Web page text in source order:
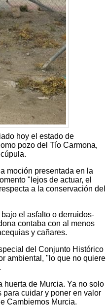
hoy el estado de
pozo del Tío Carmona,
moción presentada en la
"lejos de actuar, el
a la conservación del
el asfalto o derruidos-
contaba con al menos
y cañares.
del Conjunto Histórico
ambiental, "lo que no quiere
de Murcia. Ya no solo
cuidar y poner en valor
Cambiemos Murcia.